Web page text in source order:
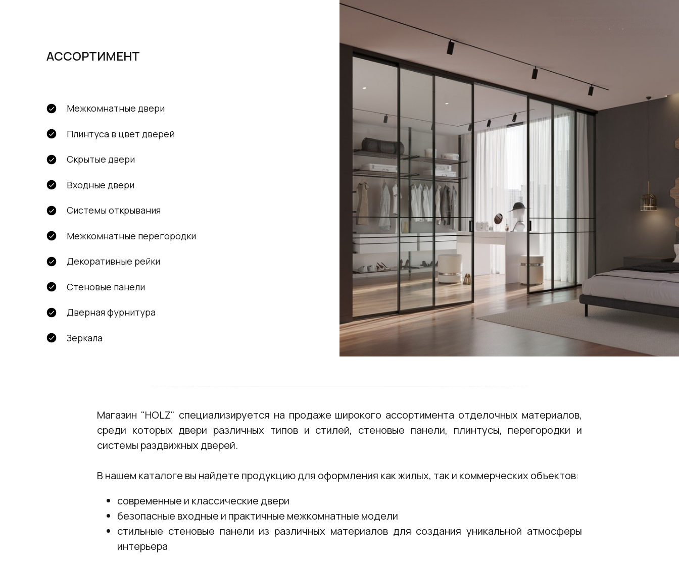
АССОРТИМЕНТ
Межкомнатные двери
Плинтуса в цвет дверей
Скрытые двери
Входные двери
Системы открывания
Межкомнатные перегородки
Декоративные рейки
Стеновые панели
Дверная фурнитура
Зеркала
Магазин "HOLZ" специализируется на продаже широкого ассортимента отделочных материалов,
среди которых двери различных типов и стилей, стеновые панели, плинтусы, перегородки и
системы раздвижных дверей.
В нашем каталоге вы найдете продукцию для оформления как жилых, так и коммерческих объектов:
современные и классические двери
безопасные входные и практичные межкомнатные модели
стильные стеновые панели из различных материалов для создания уникальной атмосферы
интерьера